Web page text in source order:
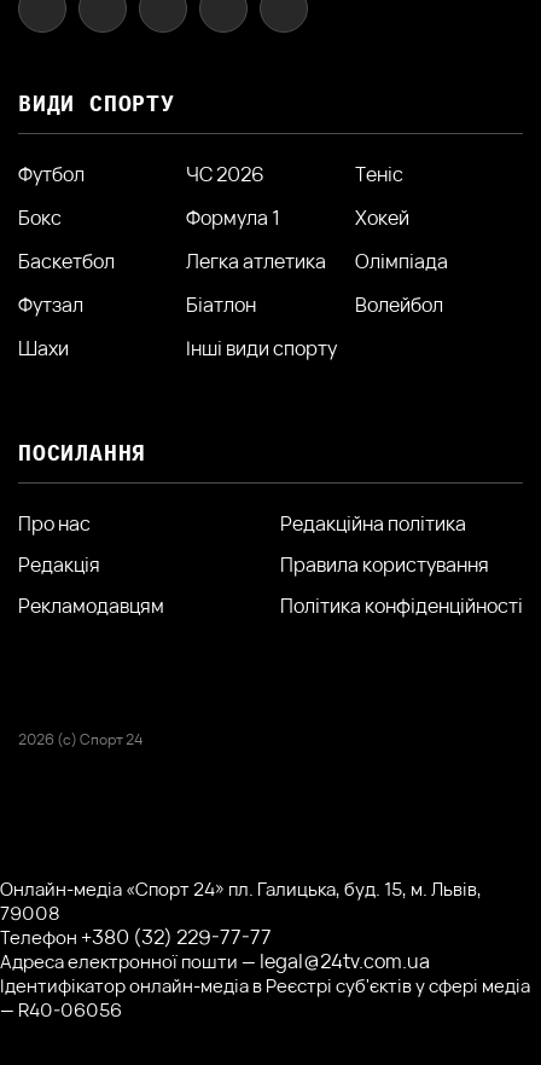
ВИДИ СПОРТУ
Футбол ЧС 2026
Теніс
Бокс
Формула 1
Хокей
Баскетбол
Легка атлетика
Олімпіада
Футзал
Біатлон
Волейбол
Шахи
Інші види спорту
ПОСИЛАННЯ
Про нас
Редакція
Рекламодавцям
Редакційна політика
Правила користування
Політика конфіденційності
2026 (с) Спорт 24
Онлайн-медіа «Спорт 24» пл. Галицька, буд. 15, м. Львів,
79008
Телефон +380 (32) 229-77-77
Адреса електронної пошти — legal@24tv.com.ua
Ідентифікатор онлайн-медіа в Реєстрі суб'єктів у сфері медіа
— R40-06056